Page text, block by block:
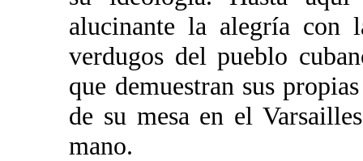
alucinante la alegría con
verdugos del pueblo
que demuestran sus
de su mesa en el
mano.